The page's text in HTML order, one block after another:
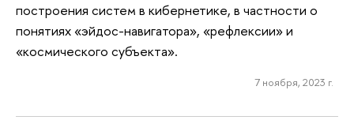
построения систем в кибернетике, в частности о
понятиях «эйдос-навигатора», «рефлексии» и
«космического субъекта».
7 ноября, 2023 г.